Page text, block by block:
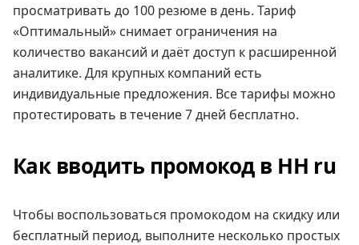
просматривать до 100 резюме в день. Тариф
«Оптимальный» снимает ограничения на
количество вакансий и даёт доступ к расширенной
аналитике. Для крупных компаний есть
индивидуальные предложения. Все тарифы можно
протестировать в течение 7 дней бесплатно.
Как вводить промокод в HH ru
Чтобы воспользоваться промокодом на скидку или
бесплатный период, выполните несколько простых